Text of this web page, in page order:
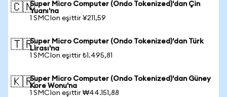
🇨🇳Super Micro Computer (Ondo Tokenized)'dan Çin
Yuanı'na
1 SMCIon eşittir ¥211,59
🇹🇷Super Micro Computer (Ondo Tokenized)'dan Türk
Lirası'na
1 SMCIon eşittir ₺1.495,81
🇰🇷Super Micro Computer (Ondo Tokenized)'dan Güney
Kore Wonu'na
1 SMCIon eşittir ₩44.151,88